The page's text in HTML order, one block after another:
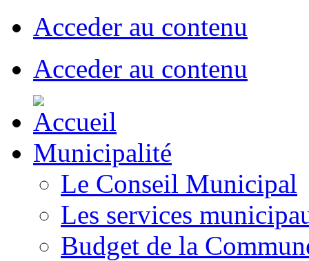
Acceder au contenu
Acceder au contenu
Municipalité
Le Conseil Municipal
Les services
Budget de la